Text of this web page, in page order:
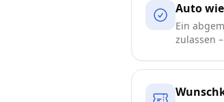
Auto
Ein
zulassen